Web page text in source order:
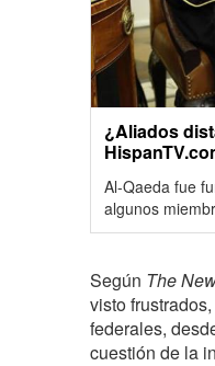
¿Aliados
Al-Qaeda fue
algunos
Según The
visto
federales,
cuestión de la